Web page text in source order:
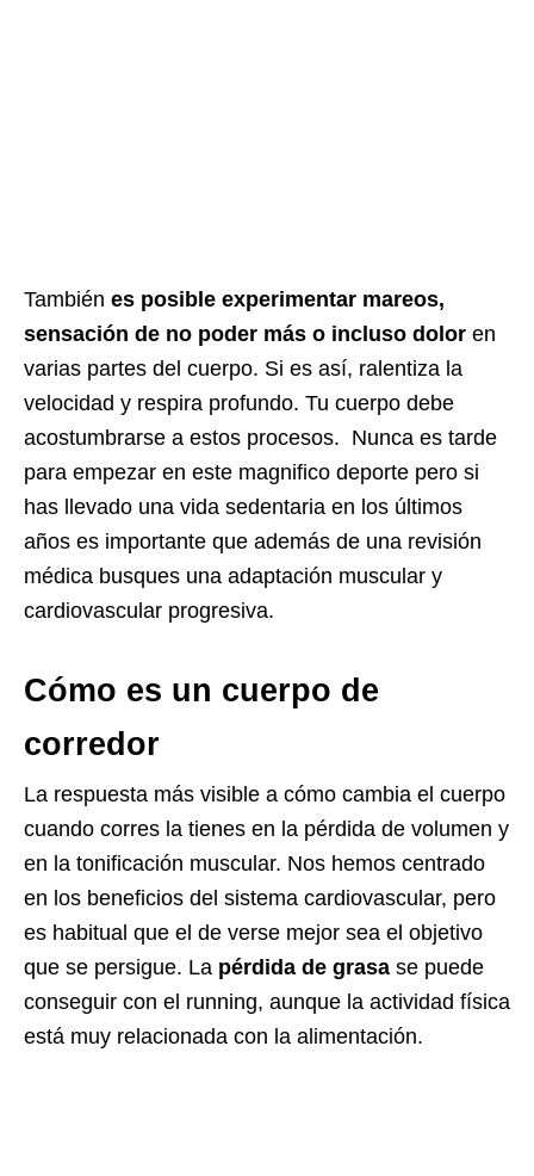
También es posible experimentar mareos,
sensación de no poder más o incluso dolor en
varias partes del cuerpo. Si es así, ralentiza la
velocidad y respira profundo. Tu cuerpo debe
acostumbrarse a estos procesos. Nunca es tarde
para empezar en este magnifico deporte pero si
has llevado una vida sedentaria en los últimos
años es importante que además de una revisión
médica busques una adaptación muscular y
cardiovascular progresiva.
Cómo es un cuerpo de
corredor
La respuesta más visible a cómo cambia el cuerpo
cuando corres la tienes en la pérdida de volumen y
en la tonificación muscular. Nos hemos centrado
en los beneficios del sistema cardiovascular, pero
es habitual que el de verse mejor sea el objetivo
que se persigue. La pérdida de grasa se puede
conseguir con el running, aunque la actividad física
está muy relacionada con la alimentación.